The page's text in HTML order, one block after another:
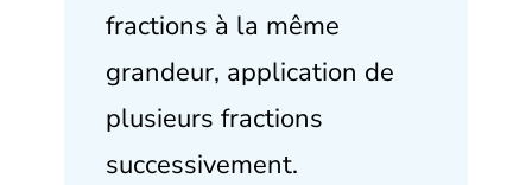
fractions à la même
grandeur, application de
plusieurs fractions
successivement.